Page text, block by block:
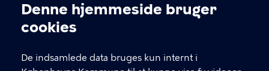
Cookieindstillinger
Denne hjemmeside bruger
cookies
De indsamlede data bruges kun internt i
Hvis du skal i kontakt med leverandøren af et tilbud,
selve forløbet.